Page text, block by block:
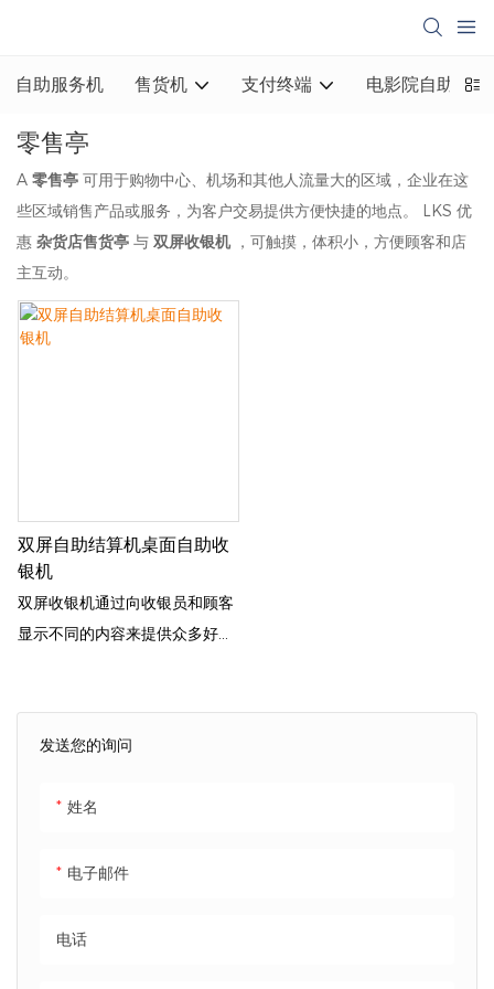
自助服务机 售货机 支付终端 电影院自助取票
零售亭
A 零售亭 可用于购物中心、机场和其他人流量大的区域，企业在这
些区域销售产品或服务，为客户交易提供方便快捷的地点。 LKS 优
惠 杂货店售货亭 与 双屏收银机 ，可触摸，体积小，方便顾客和店
主互动。
发送您的询问
姓名
电子邮件
电话
双屏自助结算机桌面自助收
银机
双屏收银机通过向收银员和顾客
显示不同的内容来提供众多好
到自己的账单明细和付款信息，
幕可以显示广告和促销信息，提